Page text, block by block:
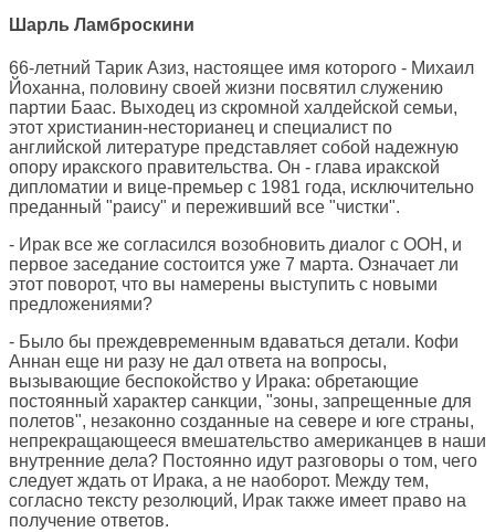
Шарль Ламброскини
66-летний Тарик Азиз, настоящее имя которого - Михаил
Йоханна, половину своей жизни посвятил служению
партии Баас. Выходец из скромной халдейской семьи,
этот христианин-несторианец и специалист по
английской литературе представляет собой надежную
опору иракского правительства. Он - глава иракской
дипломатии и вице-премьер с 1981 года, исключительно
преданный "раису" и переживший все "чистки".
- Ирак все же согласился возобновить диалог с ООН, и
первое заседание состоится уже 7 марта. Означает ли
этот поворот, что вы намерены выступить с новыми
предложениями?
- Было бы преждевременным вдаваться детали. Кофи
Аннан еще ни разу не дал ответа на вопросы,
вызывающие беспокойство у Ирака: обретающие
постоянный характер санкции, "зоны, запрещенные для
полетов", незаконно созданные на севере и юге страны,
непрекращающееся вмешательство американцев в наши
внутренние дела? Постоянно идут разговоры о том, чего
следует ждать от Ирака, а не наоборот. Между тем,
согласно тексту резолюций, Ирак также имеет право на
получение ответов.